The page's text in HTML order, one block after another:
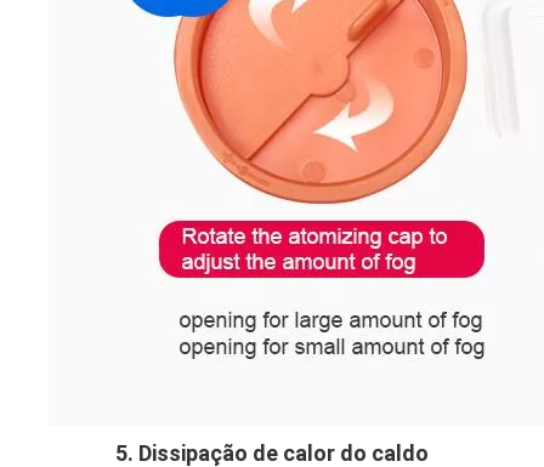
5. Dissipação de calor do caldo